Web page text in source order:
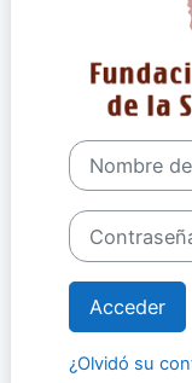
Nombre de
Contraseña
Acceder
¿Olvidó su